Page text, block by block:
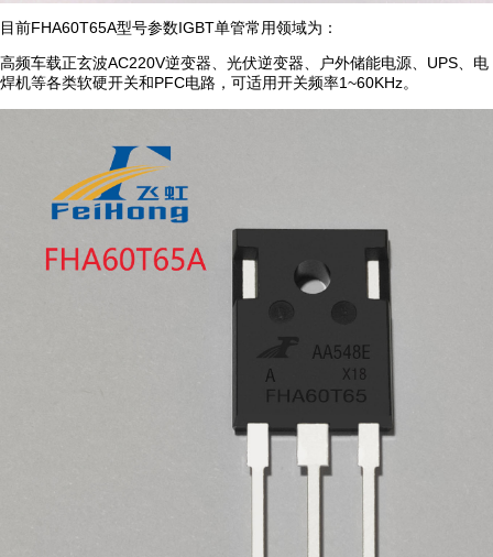
目前FHA60T65A型号参数IGBT单管常用领域为：
高频车载正玄波AC220V逆变器、光伏逆变器、户外储能电源、UPS、电
焊机等各类软硬开关和PFC电路，可适用开关频率1~60KHz。